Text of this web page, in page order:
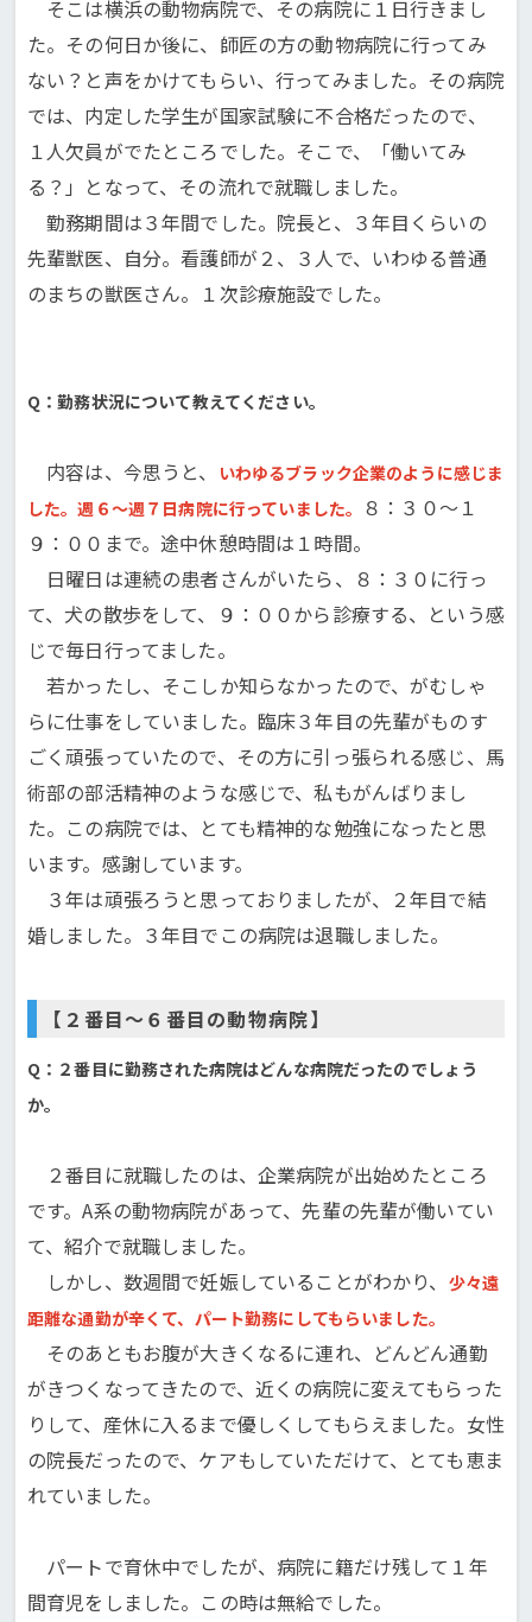
そこは横浜の動物病院で、その病院に１日行きまし
た。その何日か後に、師匠の方の動物病院に行ってみ
ない？と声をかけてもらい、行ってみました。その病院
では、内定した学生が国家試験に不合格だったので、
１人欠員がでたところでした。そこで、「働いてみ
る？」となって、その流れで就職しました。
勤務期間は３年間でした。院長と、３年目くらいの
先輩獣医、自分。看護師が２、３人で、いわゆる普通
のまちの獣医さん。１次診療施設でした。
Q：勤務状況について教えてください。
内容は、今思うと、
いわゆるブラック企業のように感じま
した。週６〜週７日病院に行っていました。 ８：３０〜１
９：００まで。途中休憩時間は１時間。
日曜日は連続の患者さんがいたら、８：３０に行っ
て、犬の散歩をして、９：００から診療する、という感
じで毎日行ってました。
若かったし、そこしか知らなかったので、がむしゃ
らに仕事をしていました。臨床３年目の先輩がものす
ごく頑張っていたので、その方に引っ張られる感じ、馬
術部の部活精神のような感じで、私もがんばりまし
た。この病院では、とても精神的な勉強になったと思
います。感謝しています。
３年は頑張ろうと思っておりましたが、２年目で結
婚しました。３年目でこの病院は退職しました。
【２番目〜６番目の動物病院】
Q：２番目に勤務された病院はどんな病院だったのでしょう
か。
２番目に就職したのは、企業病院が出始めたところ
です。A系の動物病院があって、先輩の先輩が働いてい
て、紹介で就職しました。
しかし、数週間で妊娠していることがわかり、 少々遠
距離な通勤が辛くて、パート勤務にしてもらいました。
そのあともお腹が大きくなるに連れ、どんどん通勤
がきつくなってきたので、近くの病院に変えてもらった
りして、産休に入るまで優しくしてもらえました。女性
の院長だったので、ケアもしていただけて、とても恵ま
れていました。
パートで育休中でしたが、病院に籍だけ残して１年
間育児をしました。この時は無給でした。